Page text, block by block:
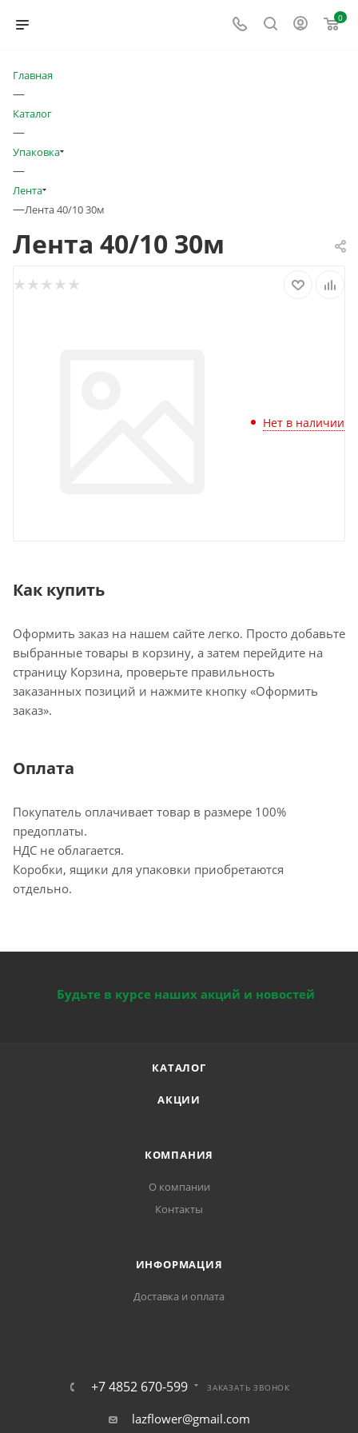
0
Главная
—
Каталог
—
Упаковка
—
Лента
—Лента 40/10 30м
Лента 40/10 30м
Нет в наличии
Как купить
Оформить заказ на нашем сайте легко. Просто добавьте
выбранные товары в корзину, а затем перейдите на
страницу Корзина, проверьте правильность
заказанных позиций и нажмите кнопку «Оформить
заказ».
Оплата
Покупатель оплачивает товар в размере 100%
предоплаты.
НДС не облагается.
Коробки, ящики для упаковки приобретаются
отдельно.
Будьте в курсе наших акций и новостей
КАТАЛОГ
АКЦИИ
КОМПАНИЯ
О компании
Контакты
ИНФОРМАЦИЯ
Доставка и оплата
+7 4852 670-599 ЗАКАЗАТЬ ЗВОНОК
lazflower@gmail.com